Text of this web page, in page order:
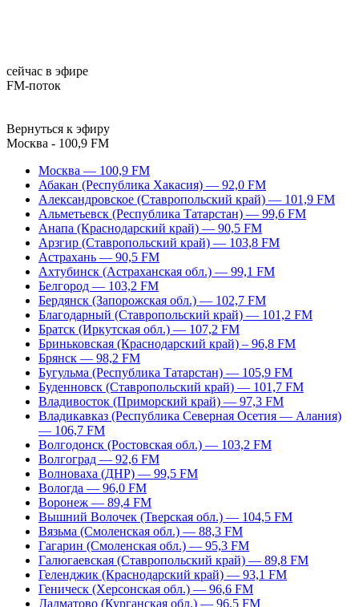
сейчас в эфире
FM-поток
Вернуться к эфиру
Москва - 100,9 FM
Москва — 100,9 FM
Абакан (Республика Хакасия) — 92,0 FM
Александровское (Ставропольский край) — 101,9 FM
Альметьевск (Республика Татарстан) — 99,6 FM
Анапа (Краснодарский край) — 90,5 FM
Арзгир (Ставропольский край) — 103,8 FM
Астрахань — 90,5 FM
Ахтубинск (Астраханская обл.) — 99,1 FM
Белгород — 103,2 FM
Бердянск (Запорожская обл.) — 102,7 FM
Благодарный (Ставропольский край) — 101,2 FM
Братск (Иркутская обл.) — 107,2 FM
Бриньковская (Краснодарский край) – 96,8 FM
Брянск — 98,2 FM
Бугульма (Республика Татарстан) — 105,9 FM
Буденновск (Ставропольский край) — 101,7 FM
Владивосток (Приморский край) — 97,3 FM
Владикавказ (Республика Северная Осетия — Алания)
— 106,7 FM
Волгодонск (Ростовская обл.) — 103,2 FM
Волгоград — 92,6 FM
Волноваха (ДНР) — 99,5 FM
Вологда — 96,0 FM
Воронеж — 89,4 FM
Вышний Волочек (Тверская обл.) — 104,5 FM
Вязьма (Смоленская обл.) — 88,3 FM
Гагарин (Смоленская обл.) — 95,3 FM
Галюгаевская (Ставропольский край) — 89,8 FM
Геленджик (Краснодарский край) — 93,1 FM
Геническ (Херсонская обл.) — 96,6 FM
Далматово (Курганская обл.) — 96,5 FM